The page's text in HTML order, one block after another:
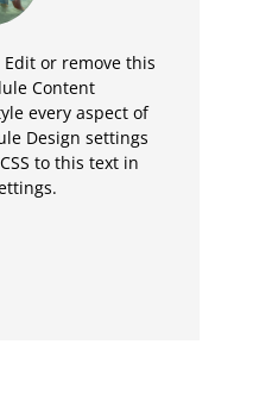
or remove this
Content
every aspect of
Design settings
to this text in